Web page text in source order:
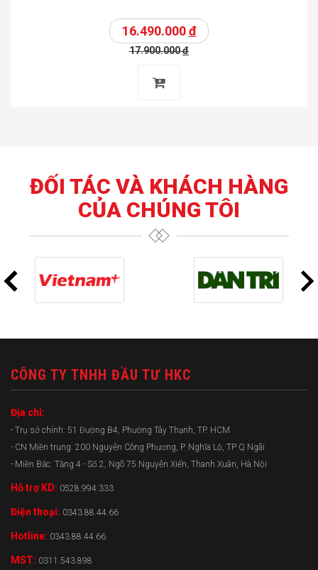
16.490.000đ
17.900.000đ
ĐỐI TÁC VÀ KHÁCH HÀNG
CỦA CHÚNG TÔI
CÔNG TY TNHH ĐẦU TƯ HKC
Địa chỉ:
- Trụ sở chính: 51 Đường B4, Phường Tây Thạnh, TP. HCM
- CN Miền trung: 200 Nguyễn Công Phương, P. Nghĩa Lộ, TP Q.Ngãi
- Miền Bắc: Tầng 4 - Số 2, Ngõ 75 Nguyễn Xiển, Thanh Xuân, Hà Nội
Hỗ trợ KD: 0528.994.333
Điện thoại: 0343.88.44.66
Hotline: 0343.88.44.66
MST: 0311.543.898